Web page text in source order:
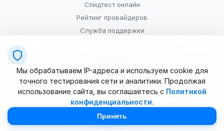
Спидтест онлайн
Рейтинг провайдеров
Служба поддержки
Условия использования
© 2025–2026 OpenSpeedTest (ИП Долматова В.В.). Все права
Мы обрабатываем IP-адреса и используем cookie для
точного тестирования сети и аналитики. Продолжая
использование сайта, вы соглашаетесь с Политикой
конфиденциальности.
Принять